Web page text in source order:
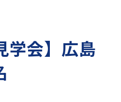
会】広島